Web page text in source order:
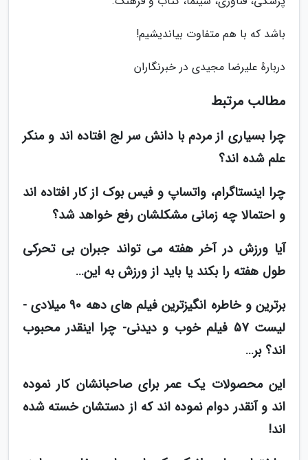
باشد که با هم متفاوت بیاندیشیم!
دربارهٔ علیرضا مجیدی در خبرنگاران
مطالب مرتبط
چرا بسیاری از مردم با دانش سر لج افتاده اند و منکر
علم شده اند؟
چرا اینستاگرام، واتساپ و فیس بوک از کار افتاده اند
و احتمالا چه زمانی مشکلشان رفع خواهد شد؟
آیا ورزش در آخر هفته می تواند جبران بی تحرکی
طول هفته را بکند یا باید از ورزش به این…
برترین و خاطره انگیزترین فیلم های دهه 90 میلادی -
لیست 57 فیلم خوب و دیدنی- چرا اینقدر محبوب
اند؟ بر…
این محصولات یک عمر برای صاحبانشان کار نموده
اند و آنقدر دوام نموده اند که از دستشان خسته شده
اند!